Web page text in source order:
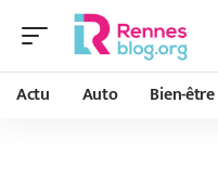
Actu Auto Bien-être